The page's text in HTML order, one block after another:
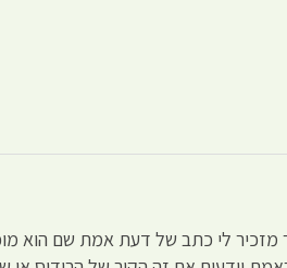
לי כתב של דעת אמת שם הוא